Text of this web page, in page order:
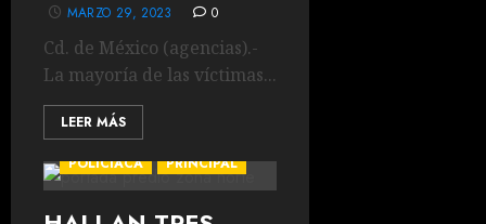
MARZO 29, 2023 0
Cd. de México (agencias).-
La mayoría de las víctimas...
LEER MÁS
POLICIACA PRINCIPAL